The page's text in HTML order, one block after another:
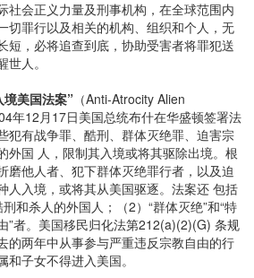
社会正义力量及刑事机构，在全球范围内
切罪行以及相关的机构、组织和个人，无
短，必将追查到底，协助受害者将罪犯送
人。
美国法案” （Anti-Atrocity Alien
年12月17日美国总统布什在华盛顿签署法
犯有战争罪、酷刑、群体灭绝罪、迫害宗
外国 人，限制其入境或将其驱除出境。根
磨他人者、犯下群体灭绝罪行者，以及迫
人入境，或将其从美国驱逐。法案还 包括
刑和杀人的外国人；（2）“群体灭绝”和“特
”者。美国移民归化法第212(a)(2)(G) 条规
的两年中从事参与严重违反宗教自由的行
子女不得进入美国。